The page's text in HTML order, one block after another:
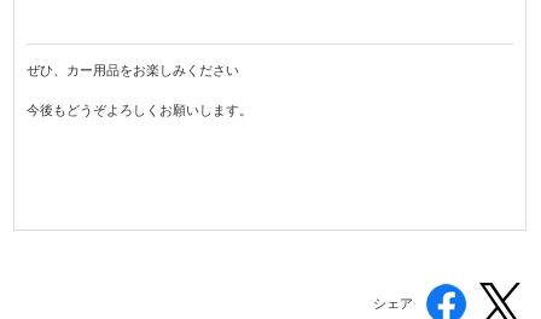
ぜひ、カー用品をお楽しみください
今後もどうぞよろしくお願いします。
シェア